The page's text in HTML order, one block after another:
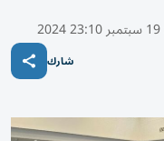
19 سبتمبر 23:10 2024
شارك